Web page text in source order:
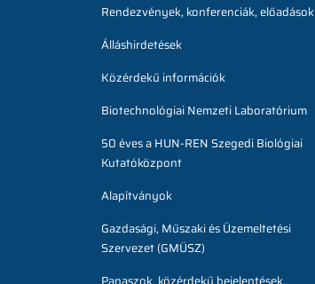
Rendezvények, konferenciák, előadások
Álláshirdetések
Közérdekű információk
Biotechnológiai Nemzeti Laboratórium
50 éves a HUN-REN Szegedi Biológiai
Kutatóközpont
Alapítványok
Gazdasági, Műszaki és Üzemeltetési
Szervezet (GMÜSZ)